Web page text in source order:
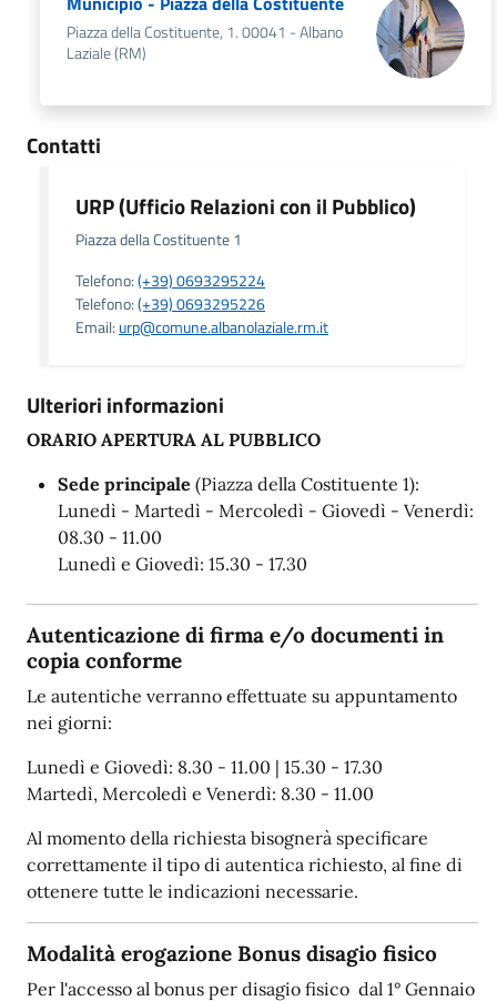
Piazza della Costituente, 1. 00041 - Albano
Laziale (RM)
Contatti
URP (Ufficio Relazioni con il Pubblico)
Piazza della Costituente 1
Telefono:(+39) 0693295224
Telefono:(+39) 0693295226
Email: urp@comune.albanolaziale.rm.it
Ulteriori informazioni
ORARIO APERTURA AL PUBBLICO
Sede principale (Piazza della Costituente 1):
Lunedì - Martedì - Mercoledì - Giovedì - Venerdì:
08.30 - 11.00
Lunedì e Giovedì: 15.30 - 17.30
Autenticazione di firma e/o documenti in
copia conforme
Le autentiche verranno effettuate su appuntamento
nei giorni:
Lunedì e Giovedì: 8.30 - 11.00 | 15.30 - 17.30
Martedì, Mercoledì e Venerdì: 8.30 - 11.00
Al momento della richiesta bisognerà specificare
correttamente il tipo di autentica richiesto, al fine di
ottenere tutte le indicazioni necessarie.
Modalità erogazione Bonus disagio fisico
Per l'accesso al bonus per disagio fisico dal 1° Gennaio